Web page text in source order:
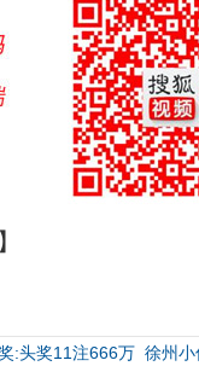
】
:头奖11注666万 徐州